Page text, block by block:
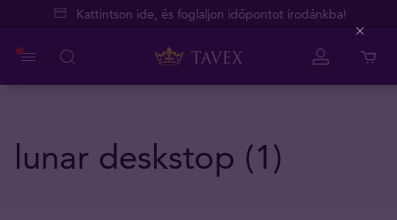
Kattintson ide, és foglaljon időpontot irodánkba!
lunar deskstop (1)
Close